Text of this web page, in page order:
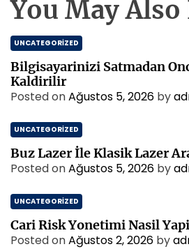
You May Also
UNCATEGORIZED
Bilgisayarinizi Satmadan
Kaldirilir
Posted onAğustos 5, 2026 by
UNCATEGORIZED
Buz Lazer İle Klasik Lazer
Posted onAğustos 5, 2026 by
UNCATEGORIZED
Cari Risk Yonetimi Nasil
Posted onAğustos 2, 2026 by